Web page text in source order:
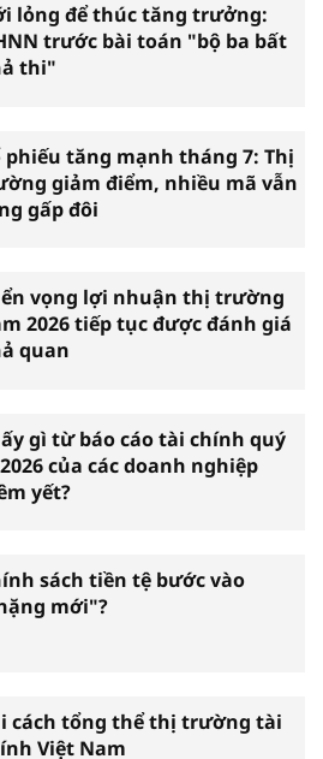
lỏng để thúc tăng trưởng:
trước bài toán "bộ ba bất
thi"
phiếu tăng mạnh tháng 7: Thị
giảm điểm, nhiều mã vẫn
gấp đôi
vọng lợi nhuận thị trường
2026 tiếp tục được đánh giá
quan
gì từ báo cáo tài chính quý
của các doanh nghiệp
yết?
sách tiền tệ bước vào
mới"?
cách tổng thể thị trường tài
Việt Nam